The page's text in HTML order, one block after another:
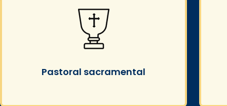
Pastoral sacramental